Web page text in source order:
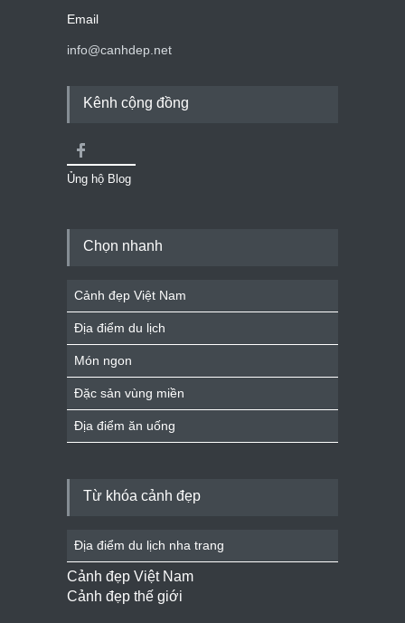
Email
info@canhdep.net
Kênh cộng đồng
Ủng hộ Blog
Chọn nhanh
Cảnh đẹp Việt Nam
Địa điểm du lịch
Món ngon
Đặc sản vùng miền
Địa điểm ăn uống
Từ khóa cảnh đẹp
Địa điểm du lịch nha trang
Cảnh đẹp Việt Nam
Cảnh đẹp thế giới